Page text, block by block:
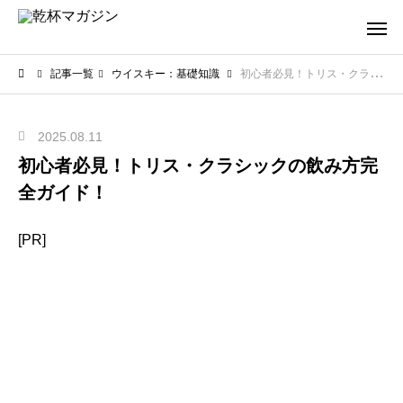
記事一覧 ウイスキー：基礎知識 初心者必見！トリス・クラシックの飲み方完全ガイド！
2025.08.11
初心者必見！トリス・クラシックの飲み方完
全ガイド！
[PR]